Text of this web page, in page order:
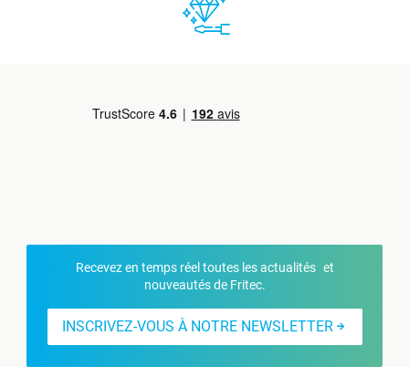
Recevez en temps réel toutes les actualités et
nouveautés de Fritec.
INSCRIVEZ-VOUS À NOTRE NEWSLETTER